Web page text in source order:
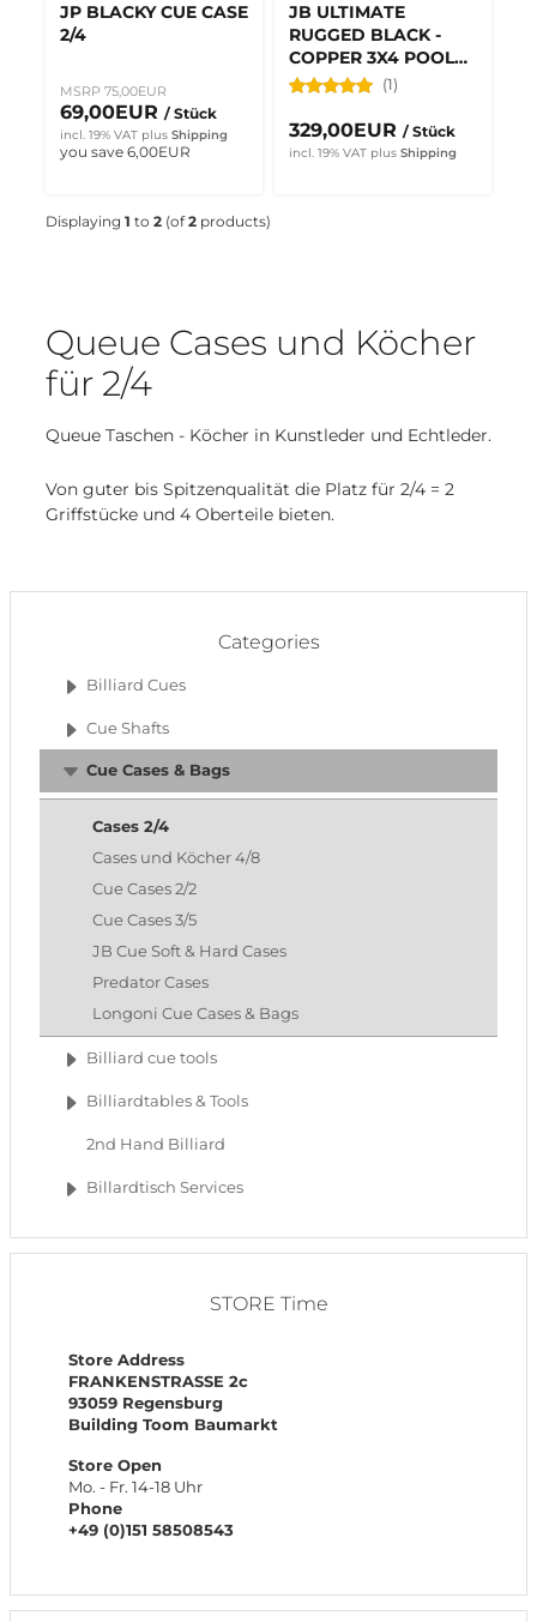
JP BLACKY CUE CASE
2/4
MSRP 75,00EUR
69,00EUR / Stück
incl. 19% VAT plus Shipping
you save 6,00EUR
JB ULTIMATE
RUGGED BLACK -
COPPER 3X4 POOL
CUE CASE (1)
329,00EUR / Stück
incl. 19% VAT plus Shipping
Displaying 1 to 2 (of2 products)
Queue Cases und Köcher
für 2/4
Queue Taschen - Köcher in Kunstleder und Echtleder.
Von guter bis Spitzenqualität die Platz für 2/4 = 2
Griffstücke und 4 Oberteile bieten.
Categories
Billiard Cues
Cue Shafts
Cue Cases & Bags
Cases 2/4
Cases und Köcher 4/8
Cue Cases 2/2
Cue Cases 3/5
JB Cue Soft & Hard Cases
Predator Cases
Longoni Cue Cases & Bags
Billiard cue tools
Billiardtables & Tools
2nd Hand Billiard
Billardtisch Services
STORE Time
Store Address
FRANKENSTRASSE 2c
93059 Regensburg
Building Toom Baumarkt
Store Open
Mo. - Fr. 14-18 Uhr
Phone
+49 (0)151 58508543